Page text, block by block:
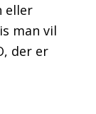
eller
man vil
der er